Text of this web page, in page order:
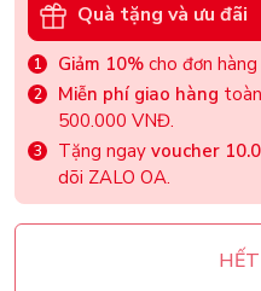
Quà tặng và ưu đãi
Giảm 10% cho đơn
Miễn phí giao hàng
500.000 VNĐ.
Tặng ngay voucher
dõi ZALO OA.